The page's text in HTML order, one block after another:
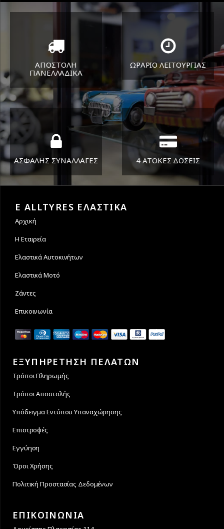
ΑΠΟΣΤΟΛΗ
ΠΑΝΕΛΛΑΔΙΚA
Όπου και αν είστε θα σας
στείλουμε τα ελαστικά σας
ΩΡΑΡΙΟ ΛΕΙΤΟΥΡΓΙΑΣ
ΔΕΥ-ΠΑΡ 8:30-17:30
ΣΑΒ 8:30-13:30
ΑΣΦΑΛΗΣ ΣΥΝΑΛΛΑΓΕΣ 4 ΑΤΟΚΕΣ ΔΟΣΕΙΣ
E ALLTYRES ΕΛΑΣΤΙΚΑ
Αρχική
Η Εταιρεία
Ελαστικά Αυτοκινήτων
Ελαστικά Μοτό
Ζάντες
Επικοινωνία
ΕΞΥΠΗΡΕΤΗΣΗ ΠΕΛΑΤΩΝ
Τρόποι Πληρωμής
Τρόποι Αποστολής
Υπόδειγμα Εντύπου Υπαναχώρησης
Επιστροφές
Εγγύηση
Όροι Χρήσης
Πολιτική Προστασίας Δεδομένων
ΕΠΙΚΟΙΝΩΝΙΑ